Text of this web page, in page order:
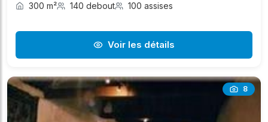
300 m² 140 debout 100 assises
Voir les détails
8